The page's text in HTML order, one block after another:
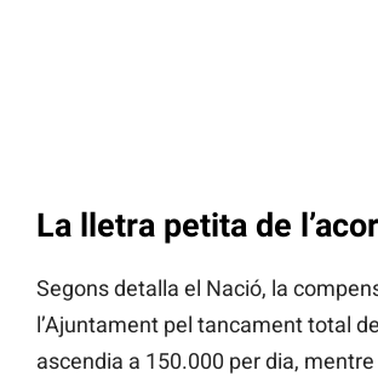
La lletra petita de
Segons detalla el Nació, la
l’Ajuntament pel tancament total
ascendia a 150.000 per dia,